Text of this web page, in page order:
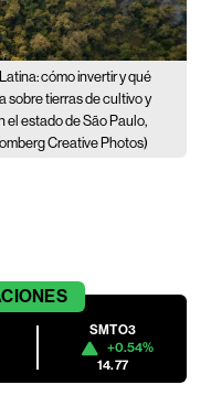
cómo invertir y qué
sobre tierras de cultivo y
el estado de São Paulo,
Creative Photos)
SMTO3
+0.54%
14.77